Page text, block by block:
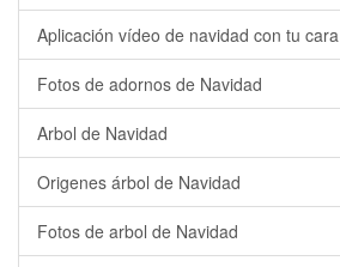
Aplicación vídeo de navidad con tu cara
Fotos de adornos de Navidad
Arbol de Navidad
Origenes árbol de Navidad
Fotos de arbol de Navidad